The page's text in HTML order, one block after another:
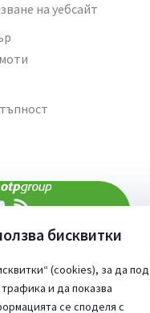
бисквитки
(cookies), за да
и да показва
се споделя с
на уебсайт
ни